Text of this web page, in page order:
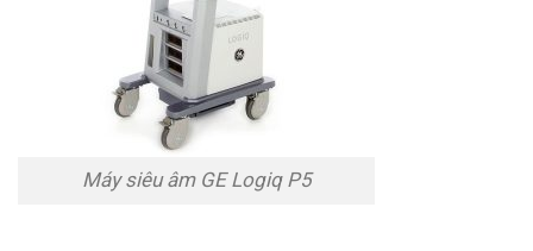
Máy siêu âm GE Logiq P5